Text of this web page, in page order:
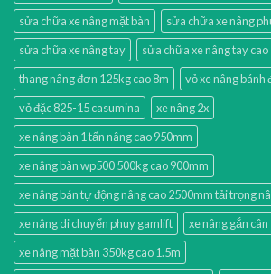
sửa chữa xe nâng mặt bàn
sửa chữa xe nâng
sửa chữa xe nâng tay
sửa chữa xe nâng tay cao
thang nâng đơn 125kg cao 8m
vỏ xe nâng bánh
vỏ đặc 825-15 casumina
xe nâng 2x
xe nâng bàn 1 tấn nâng cao 950mm
xe nâng bàn wp500 500kg cao 900mm
xe nâng bán tự động nâng cao 2500mm tải trọng
xe nâng di chuyển phuy gamlift
xe nâng gắn cân
xe nâng mặt bàn 350kg cao 1.5m